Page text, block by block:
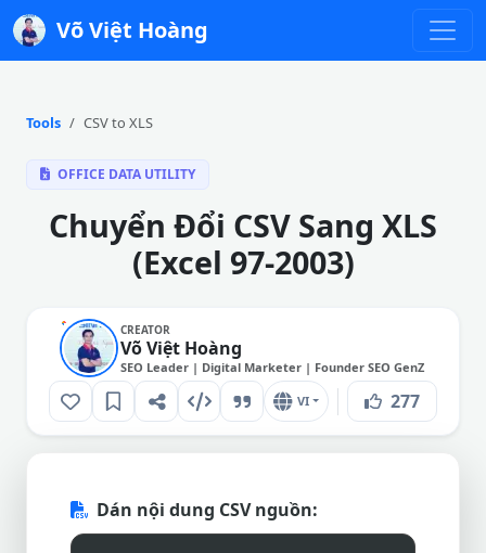
Võ Việt Hoàng
Tools CSV to XLS
OFFICE DATA UTILITY
Chuyển Đổi CSV Sang XLS
(Excel 97-2003)
CREATOR
Võ Việt Hoàng
SEO Leader | Digital Marketer | Founder SEO GenZ
VI 277
Dán nội dung CSV nguồn: